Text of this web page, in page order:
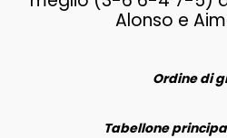
Alonso e
Ordine di
Tabellone